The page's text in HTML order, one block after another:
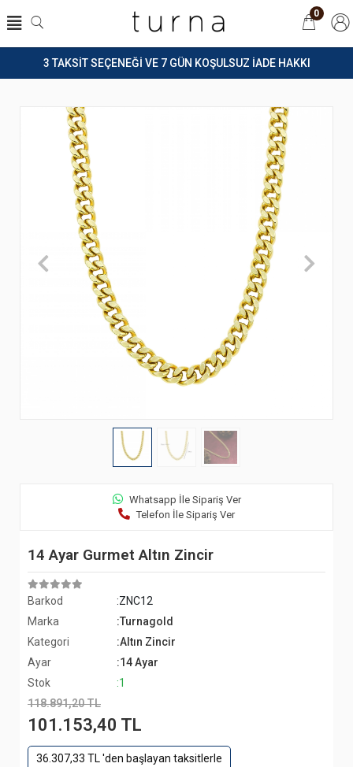
3 TAKSİT SEÇENEĞİ VE 7 GÜN KOŞULSUZ İADE HAKKI
0
Whatsapp İle Sipariş Ver
Telefon İle Sipariş Ver
14 Ayar Gurmet Altın Zincir
Barkod
:ZNC12
Marka
:Turnagold
Kategori
:Altın Zincir
Ayar
:14 Ayar
Stok
:1
118.891,20 TL
101.153,40 TL
36.307,33 TL 'den başlayan taksitlerle